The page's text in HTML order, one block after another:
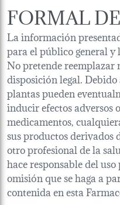
FORMAL
La información
para el público general y
No pretende reemplazar
disposición legal.
plantas pueden
inducir efectos adversos
medicamentos,
sus productos derivados
otro profesional de la
hace responsable del
omisión que se haga a
contenida en esta